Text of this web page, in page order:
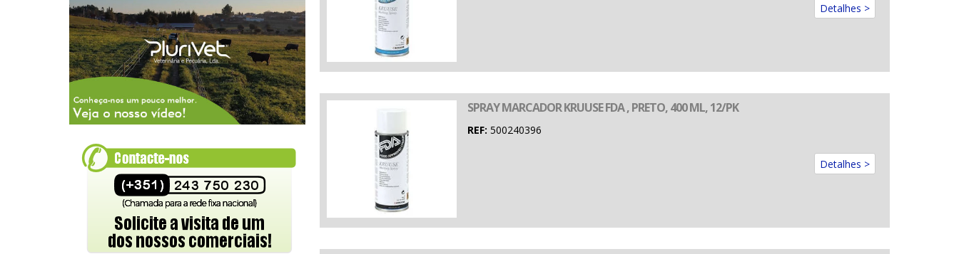
Detalhes >
SPRAY MARCADOR KRUUSE FDA , PRETO, 400 ML, 12/PK
REF: 500240396
Detalhes >